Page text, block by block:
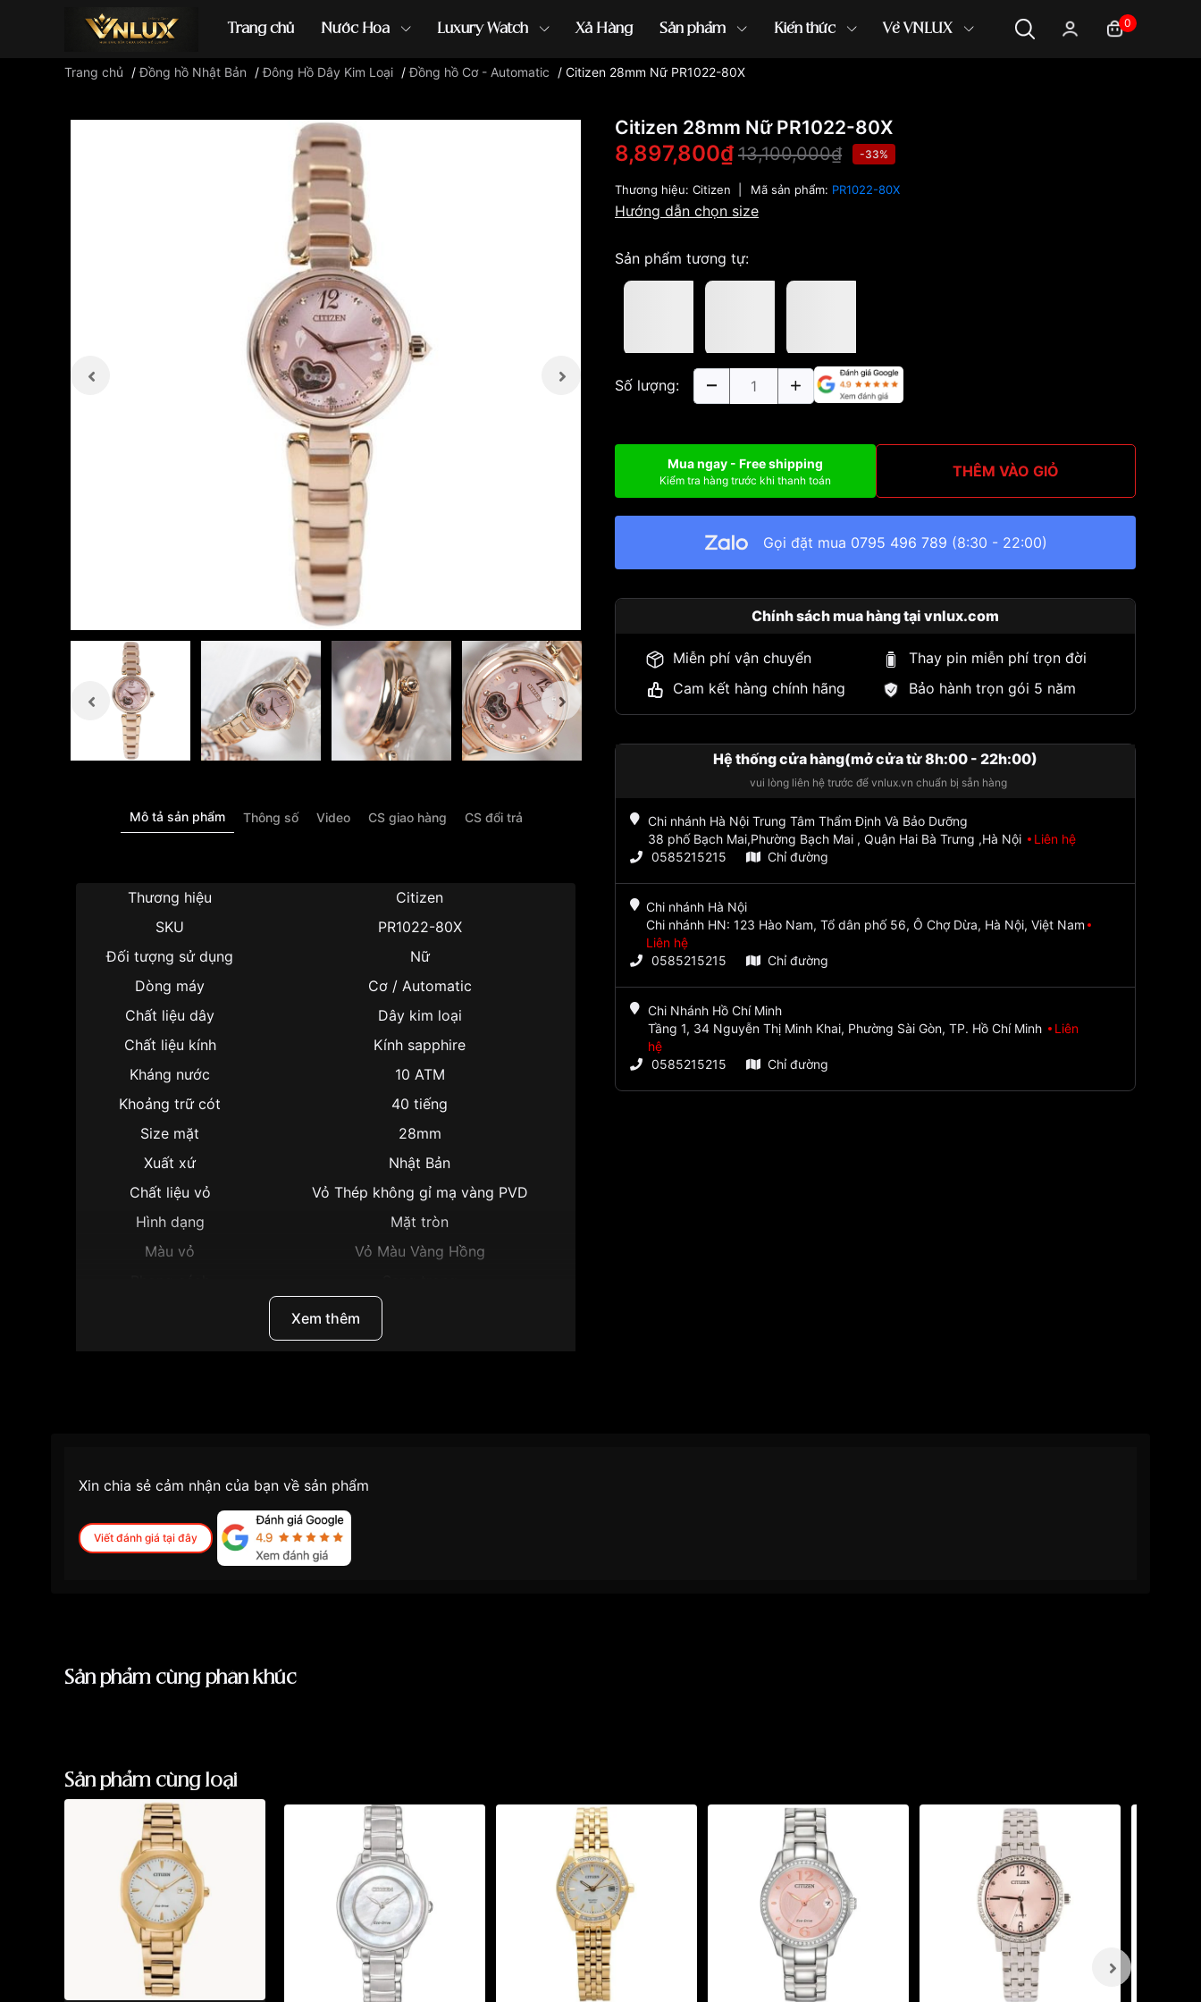
Trang chủ Nước Hoa Luxury Watch Xả Hàng Sản phẩm Kiến thức Về VNLUX 0
Đồng hồ casio đồng hồ G-Shock đồng hồ Orient ...
Trang chủ /Đồng hồ Nhật Bản /Đông Hồ Dây Kim Loại /Đồng hồ Cơ - Automatic / Citizen 28mm Nữ PR1022-80X
Mô tả sản phẩm Thông số Video CS giao hàng CS đổi trả
Thương hiệu
Citizen
SKU
PR1022-80X
Đối tượng sử dụng
Nữ
Dòng máy
Cơ / Automatic
Chất liệu dây
Dây kim loại
Chất liệu kính
Kính sapphire
Kháng nước
10 ATM
Khoảng trữ cót
40 tiếng
Size mặt
28mm
Xuất xứ
Nhật Bản
Chất liệu vỏ
Vỏ Thép không gỉ mạ vàng PVD
Hình dạng
Mặt tròn
Màu vỏ
Vỏ Màu Vàng Hồng
Hở tim lộ đáy, Giờ, Phút, Giây
Xem thêm
Citizen 28mm Nữ PR1022-80X
8,897,800₫ 13,100,000₫ -33%
Thương hiệu: Citizen Mã sản phẩm: PR1022-80X
Hướng dẫn chọn size
Sản phẩm tương tự:
Số lượng:
Mua ngay - Free shipping
Kiểm tra hàng trước khi thanh toán THÊM VÀO GIỎ
Gọi đặt mua 0795 496 789 (8:30 - 22:00)
Chính sách mua hàng tại vnlux.com
Miễn phí vận chuyển
Thay pin miễn phí trọn đời
Cam kết hàng chính hãng
Bảo hành trọn gói 5 năm
Hệ thống cửa hàng(mở cửa từ 8h:00 - 22h:00)
vui lòng liên hệ trước để vnlux.vn chuẩn bị sẵn hàng
Chi nhánh Hà Nội Trung Tâm Thẩm Định Và Bảo Dưỡng
38 phố Bạch Mai,Phường Bạch Mai , Quận Hai Bà Trưng ,Hà Nội
Liên hệ
0585215215
Chỉ đường
Chi nhánh Hà Nội
Chi nhánh HN: 123 Hào Nam, Tổ dân phố 56, Ô Chợ Dừa, Hà Nội, Việt Nam
Liên hệ
0585215215
Chỉ đường
Chi Nhánh Hồ Chí Minh
Tầng 1, 34 Nguyễn Thị Minh Khai, Phường Sài Gòn, TP. Hồ Chí Minh
Liên
hệ
0585215215
Chỉ đường
Xin chia sẻ cảm nhận của bạn về sản phẩm
Viết đánh giá tại đây
Sản phẩm cùng phân khúc
Sản phẩm cùng loại